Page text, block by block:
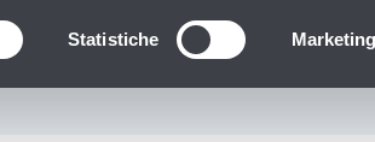
Statistiche Marketing
Bagaglio da stiva Bagagli